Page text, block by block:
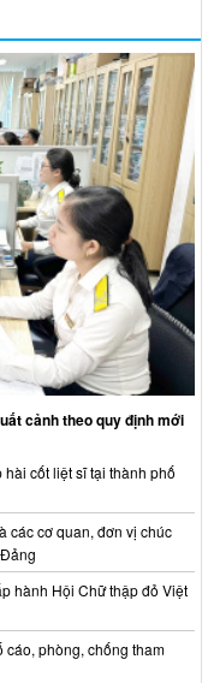
cảnh theo quy định mới
cốt liệt sĩ tại thành phố
các cơ quan, đơn vị chúc
hành Hội Chữ thập đỏ Việt
cáo, phòng, chống tham